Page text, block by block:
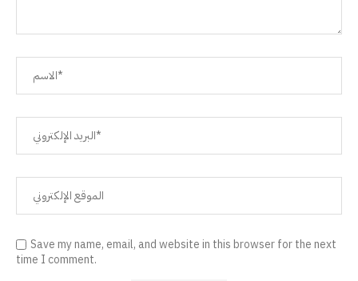
Save my name, email, and website in this browser for the next
time I comment.